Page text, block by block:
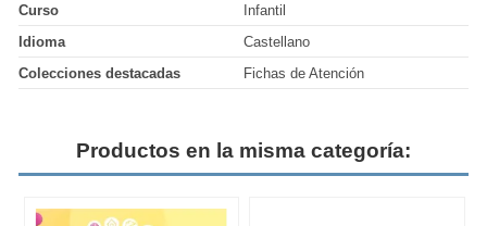
Curso
Infantil
Idioma
Castellano
Colecciones destacadas
Fichas de Atención
Productos en la misma categoría: